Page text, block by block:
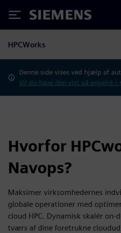
Siemens
HPCWorks
Denne side vises ved hjælp af
Vil du have den vist på engelsk i
Hvorfor
Navops?
Maksimer virksomhedernes
globale operationer med
cloud HPC. Dynamisk skalér on-
tværs af dine foretrukne